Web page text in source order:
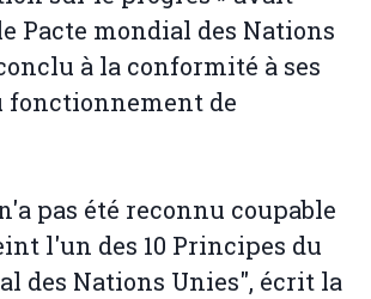
Pacte mondial des Nations
à la conformité à ses
fonctionnement de
pas été reconnu coupable
l'un des 10 Principes du
des Nations Unies", écrit la